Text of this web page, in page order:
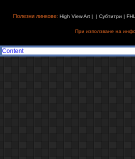
Полезни линкове: High View Art| | Субтитри |
При използване на
Content